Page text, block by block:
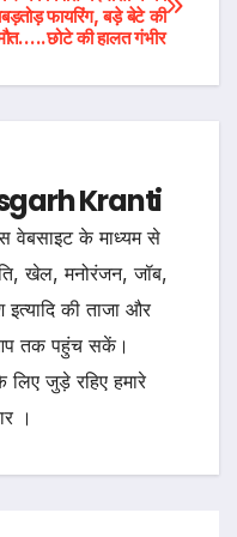
फायरिंग, बड़े बेटे की
की हालत गंभीर
Kranti
वेबसाइट के माध्यम से
खेल, मनोरंजन, जॉब,
इत्यादि की ताजा और
तक पहुंच सकें।
लिए जुड़े रहिए हमारे
।